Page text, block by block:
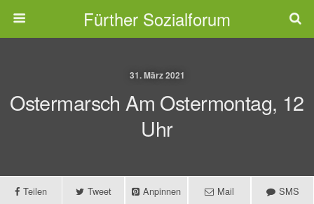
Fürther Sozialforum
31. März 2021
Ostermarsch Am Ostermontag, 12
Uhr
Teilen Tweet Anpinnen Mail SMS